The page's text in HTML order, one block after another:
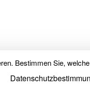
Bestimmen Sie,